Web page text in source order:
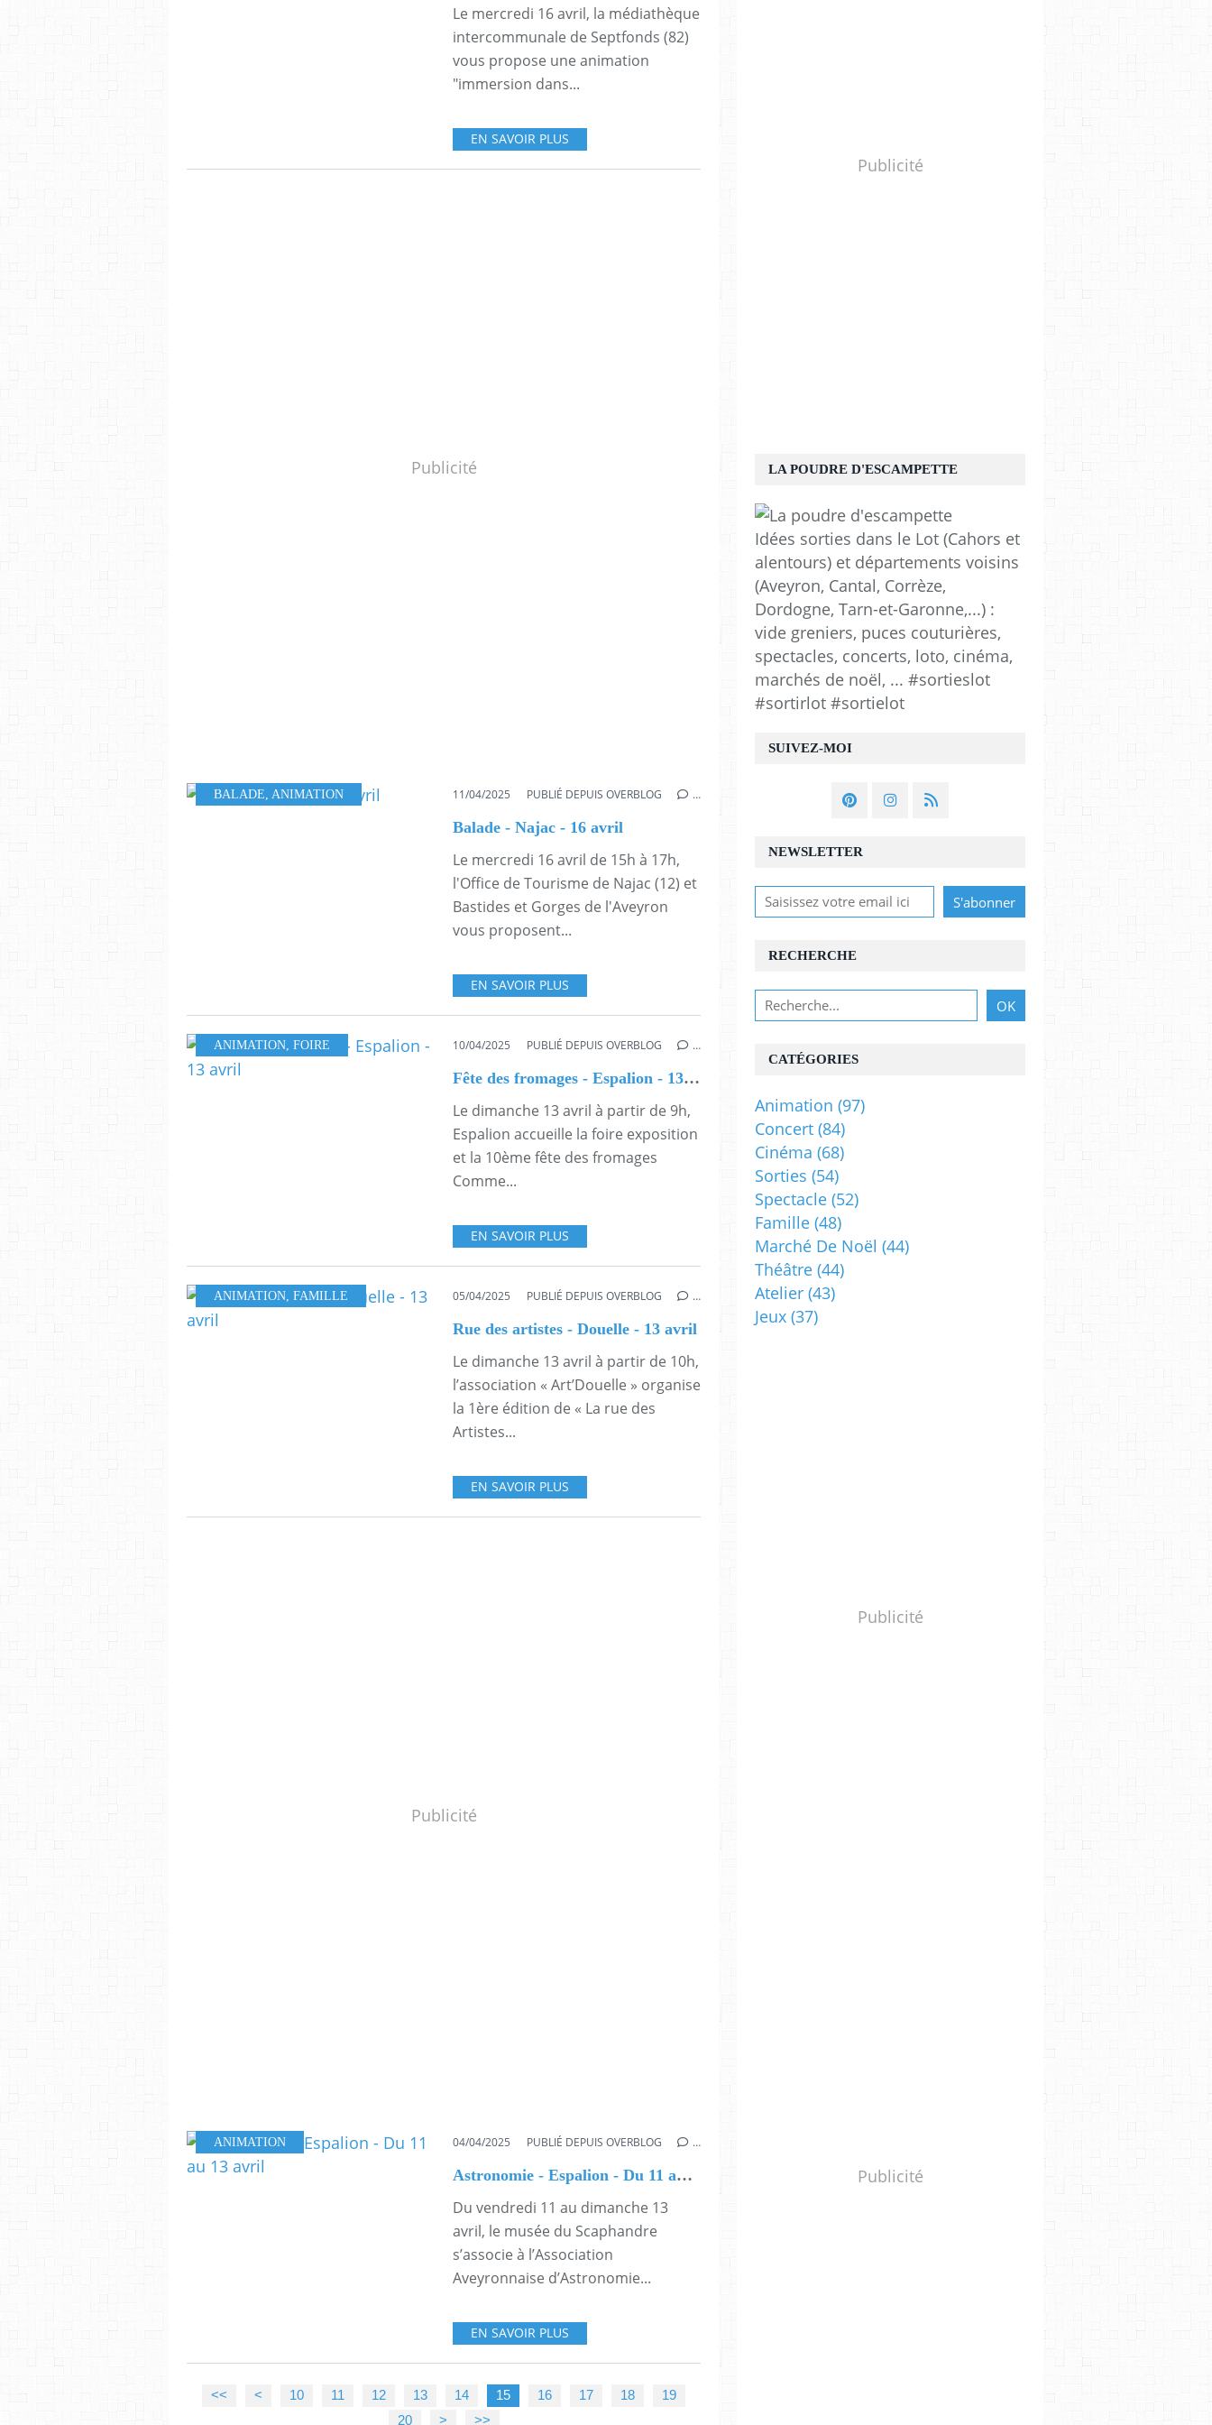
Le mercredi 16 avril, la médiathèque
intercommunale de Septfonds (82)
vous propose une animation
"immersion dans...
EN SAVOIR PLUS
Publicité
BALADE ANIMATION 11/04/2025 PUBLIÉ DEPUIS OVERBLOG …
Balade - Najac - 16 avril
Le mercredi 16 avril de 15h à 17h,
l'Office de Tourisme de Najac (12) et
Bastides et Gorges de l'Aveyron
vous proposent...
EN SAVOIR PLUS
ANIMATION FOIRE 10/04/2025 PUBLIÉ DEPUIS OVERBLOG …
Fête des fromages - Espalion - 13 avril
Le dimanche 13 avril à partir de 9h,
Espalion accueille la foire exposition
et la 10ème fête des fromages
Comme...
EN SAVOIR PLUS
ANIMATION FAMILLE 05/04/2025 PUBLIÉ DEPUIS OVERBLOG …
Rue des artistes - Douelle - 13 avril
Le dimanche 13 avril à partir de 10h,
l’association « Art’Douelle » organise
la 1ère édition de « La rue des
Artistes...
EN SAVOIR PLUS
Publicité
ANIMATION 04/04/2025 PUBLIÉ DEPUIS OVERBLOG …
Astronomie - Espalion - Du 11 au 13 avril
Du vendredi 11 au dimanche 13
avril, le musée du Scaphandre
s’associe à l’Association
Aveyronnaise d’Astronomie...
EN SAVOIR PLUS
<< < 10 11 12 13 14 15 16 17 18
19
20
> >>
Publicité
NEWSLETTER
SUIVEZ-MOI
RECHERCHE
LA POUDRE D'ESCAMPETTE
Idées sorties dans le Lot (Cahors et
alentours) et départements voisins
(Aveyron, Cantal, Corrèze,
Dordogne, Tarn-et-Garonne,...) :
vide greniers, puces couturières,
spectacles, concerts, loto, cinéma,
marchés de noël, ... #sortieslot
#sortirlot #sortielot
Publicité
CATÉGORIES
Animation (97)
Concert (84)
Cinéma (68)
Sorties (54)
Spectacle (52)
Famille (48)
Marché De Noël (44)
Théâtre (44)
Atelier (43)
Jeux (37)
Publicité